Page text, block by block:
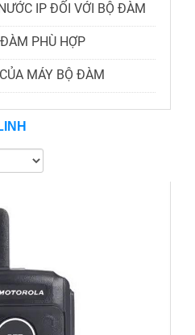
IP ĐỐI VỚI BỘ ĐÀM
PHÙ HỢP
MÁY BỘ ĐÀM